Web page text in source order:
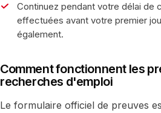
Continuez pendant votre délai
effectuées avant votre premier
également.
Comment fonctionnent les
recherches d'emploi
Le formulaire officiel de preuves